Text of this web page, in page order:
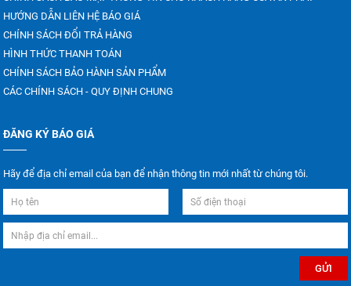
HƯỚNG DẪN LIÊN HỆ BÁO GIÁ
CHÍNH SÁCH ĐỔI TRẢ HÀNG
HÌNH THỨC THANH TOÁN
CHÍNH SÁCH BẢO HÀNH SẢN PHẨM
CÁC CHÍNH SÁCH - QUY ĐỊNH CHUNG
ĐĂNG KÝ BÁO GIÁ
Hãy để địa chỉ email của bạn để nhận thông tin mới nhất từ chúng tôi.